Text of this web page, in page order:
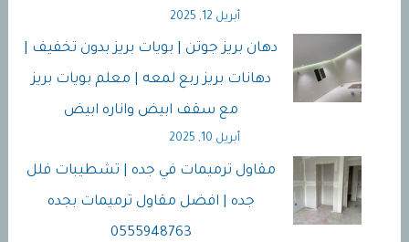
أبريل 12, 2025
دهان بريز جوتن | بويات بريز بدون تخفيف |
دهانات بريز ربع لمعه | معلم بويات بريز
مع سقف ابيض واناره ابيض
أبريل 10, 2025
مقاول ترميمات في جده | تشطيبات فلل
جده | افضل مقاول ترميمات بجده
0555948763